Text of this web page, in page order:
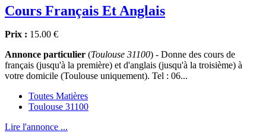
Cours Français Et Anglais
Prix : 15.00 €
Annonce particulier (Toulouse 31100) - Donne des cours de
français (jusqu'à la première) et d'anglais (jusqu'à la troisième) à
votre domicile (Toulouse uniquement). Tel : 06...
Toutes Matières
Toulouse 31100
Lire l'annonce ...